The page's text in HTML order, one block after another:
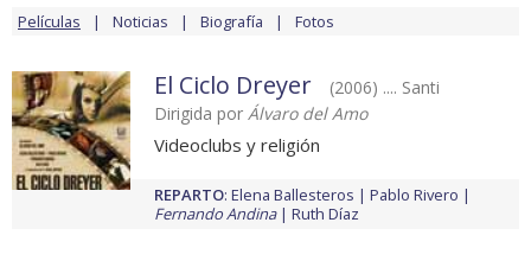
Películas Noticias Biografía Fotos
El Ciclo Dreyer
(2006) .... Santi
Dirigida por Álvaro del Amo
Videoclubs y religión
REPARTO: Elena Ballesteros
Pablo Rivero
Fernando Andina
Ruth Díaz